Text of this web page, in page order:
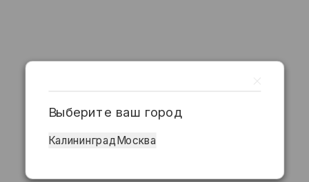
Выберите ваш город
КалининградМосква